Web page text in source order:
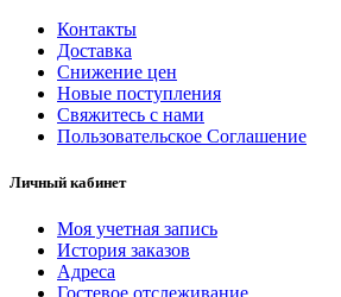
Контакты
Доставка
Снижение цен
Новые поступления
Свяжитесь с нами
Пользовательское Соглашение
Личный кабинет
Моя учетная запись
История заказов
Адреса
Гостевое отслеживание